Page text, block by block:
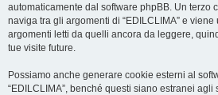
automaticamente dal software phpBB. Un terzo
naviga tra gli argomenti di “EDILCLIMA” e
argomenti letti da quelli ancora da leggere,
tue visite future.
Possiamo anche generare cookie esterni al
“EDILCLIMA”, benché questi siano estranei